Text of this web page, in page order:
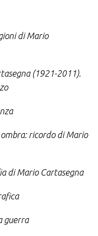
di Mario
(1921-2011).
ricordo di Mario
di Mario Cartasegna
guerra